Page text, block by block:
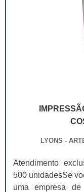
LYONS -
Atendimento
500 unidadesSe
uma empresa de